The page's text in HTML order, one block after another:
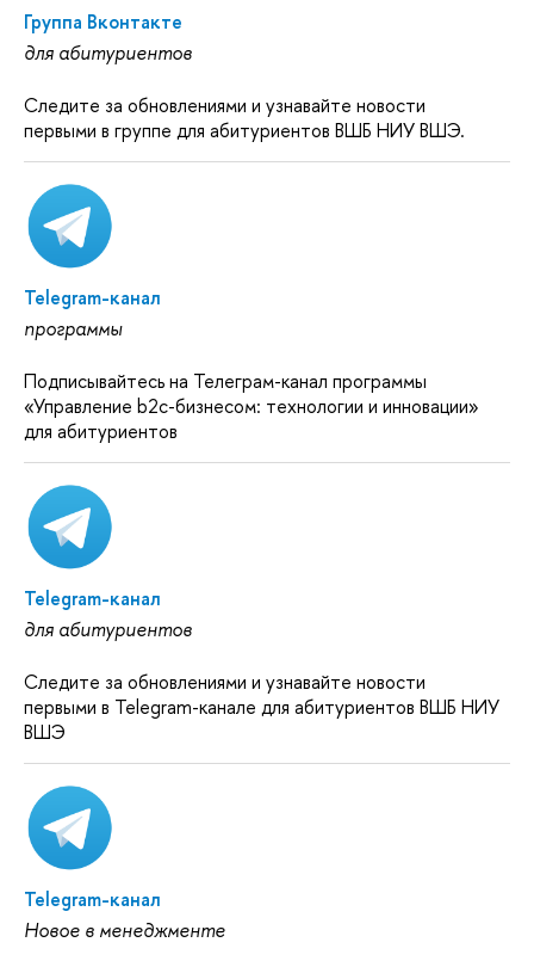
Группа Вконтакте
для абитуриентов
Следите за обновлениями и узнавайте новости
первыми в группе для абитуриентов ВШБ НИУ ВШЭ.
Telegram-канал
программы
Подписывайтесь на Телеграм-канал программы
«Управление b2c-бизнесом: технологии и инновации»
для абитуриентов
Telegram-канал
для абитуриентов
Следите за обновлениями и узнавайте новости
первыми в Telegram-канале для абитуриентов ВШБ НИУ
ВШЭ
Telegram-канал
Новое в менеджменте